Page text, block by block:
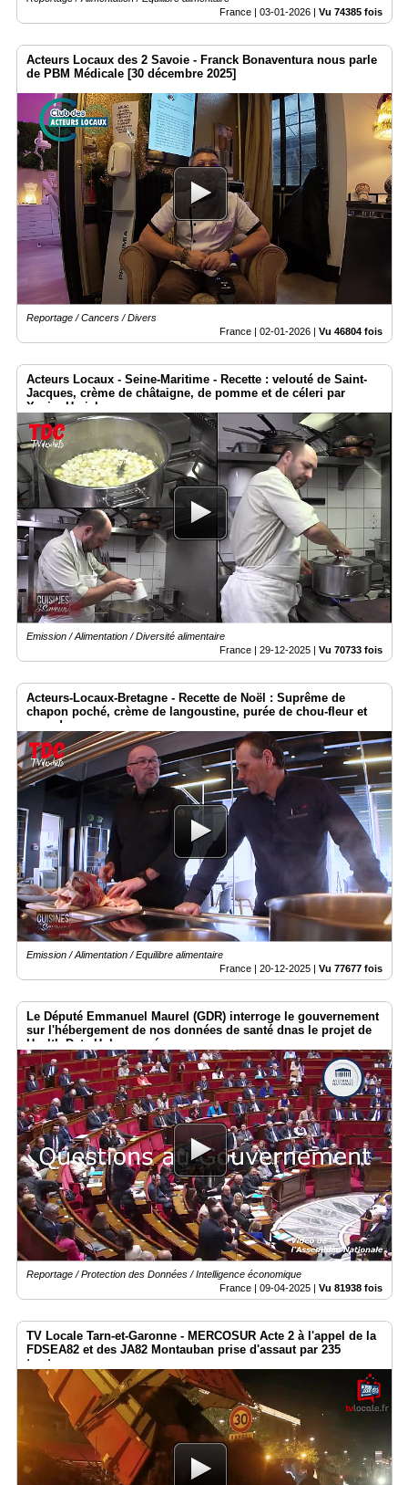
France | 03-01-2026 Vu 74385 fois
Acteurs Locaux des 2 Savoie - Franck Bonaventura nous parle
de PBM Médicale [30 décembre 2025]
Reportage / Cancers / Divers
France | 02-01-2026 | Vu 46804 fois
Acteurs Locaux - Seine-Maritime - Recette : velouté de Saint-
Jacques, crème de châtaigne, de pomme et de céleri par
Xavier Herichez
Emission / Alimentation / Diversité alimentaire
France | 29-12-2025 | Vu 70733 fois
Acteurs-Locaux-Bretagne - Recette de Noël : Suprême de
chapon poché, crème de langoustine, purée de chou-fleur et
grue de cacao.
Emission / Alimentation / Equilibre alimentaire
France | 20-12-2025 Vu 77677 fois
Le Député Emmanuel Maurel (GDR) interroge le gouvernement
sur l'hébergement de nos données de santé dnas le projet de
Health Data Hub européen
Reportage / Protection des Données / Intelligence économique
France | 09-04-2025 | Vu 81938 fois
TV Locale Tarn-et-Garonne - MERCOSUR Acte 2 à l'appel de la
FDSEA82 et des JA82 Montauban prise d'assaut par 235
tracteurs...